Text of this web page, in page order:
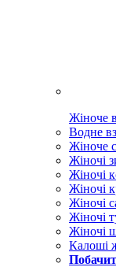
Жіноче
Водне
Жіноче
Жіночі
Жіночі
Жіночі
Жіночі
Жіночі
Жіночі
Калоші